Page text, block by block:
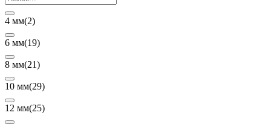
4 мм(2)
6 мм(19)
8 мм(21)
10 мм(29)
12 мм(25)